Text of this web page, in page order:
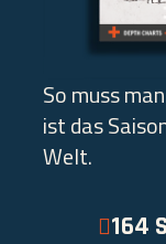
So muss
ist das
Welt.
164